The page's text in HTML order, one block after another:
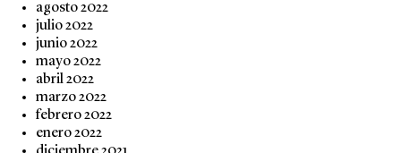
agosto 2022
julio 2022
junio 2022
mayo 2022
abril 2022
marzo 2022
febrero 2022
enero 2022